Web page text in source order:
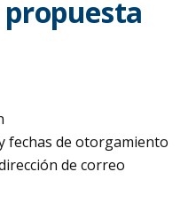
fechas de otorgamiento
de correo